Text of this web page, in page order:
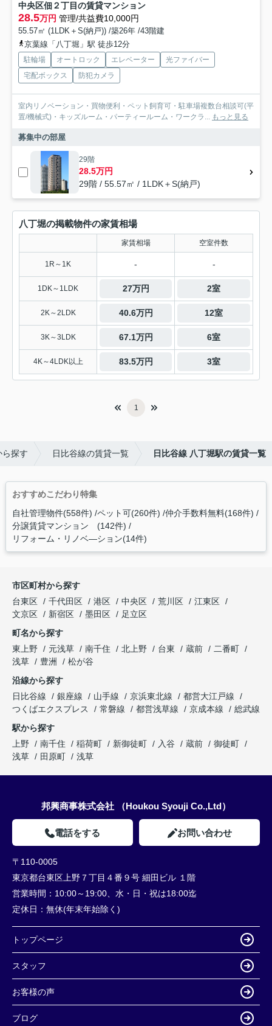
中央区佃２丁目の賃貸マンション
28.5万円 管理/共益費10,000円
55.57㎡ (1LDK＋S(納戸)) /築26年 /43階建
京葉線「八丁堀」駅 徒歩12分
駐輪場 オートロック エレベーター
光ファイバー
宅配ボックス
防犯カメラ
室内リノベーション・買物便利・ペット飼育可・駐車場複数台相談可(平
置/機械式)・キッズルーム・パーティールーム・ワークラ... もっと見る
募集中の部屋
29階
28.5万円
29階 / 55.57㎡ / 1LDK＋S(納戸)
八丁堀の掲載物件の家賃相場
家賃相場 空室件数
1R～1K - -
1DK～1LDK 27万円 2室
2K～2LDK 40.6万円 12室
3K～3LDK 67.1万円 6室
4K～4LDK以上 83.5万円 3室
1
ら探す 日比谷線の賃貸一覧 日比谷線 八丁堀駅の賃貸一覧
おすすめこだわり特集
自社管理物件(558件) ペット可(260件) 仲介手数料無料(168件)
分譲賃貸マンション (142件)
リフォーム・リノベ―ション(14件)
市区町村から探す
台東区
千代田区 港区 中央区 荒川区
江東区
文京区
新宿区 墨田区
足立区
町名から探す
東上野
元浅草 南千住 北上野 台東 蔵前
二番町
浅草
豊洲
松が谷
沿線から探す
日比谷線
銀座線 山手線 京浜東北線
都営大江戸線
つくばエクスプレス
常磐線 都営浅草線 京成本線
総武線
駅から探す
上野
南千住 稲荷町 新御徒町 入谷 蔵前
御徒町
浅草
田原町 浅草
邦興商事株式会社 （Houkou Syouji Co.,Ltd）
電話をする お問い合わせ
〒110-0005
東京都台東区上野７丁目４番９号 細田ビル １階
営業時間： 10:00～19:00、水・日・祝は18:00迄
定休日： 無休(年末年始除く)
トップページ
スタッフ
お客様の声
ブログ